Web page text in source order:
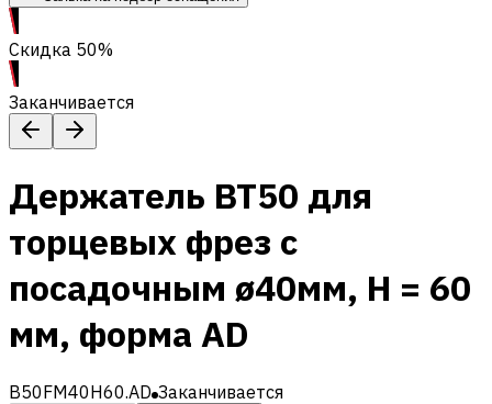
Скидка 50%
Заканчивается
Держатель BT50 для
торцевых фрез с
посадочным ø40мм, H = 60
мм, форма AD
B50FM40H60.AD Заканчивается